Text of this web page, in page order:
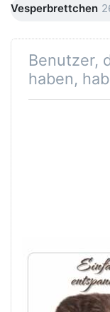
Vesperbrettchen
Benutzer,
haben,
Einfach mal
entspannt